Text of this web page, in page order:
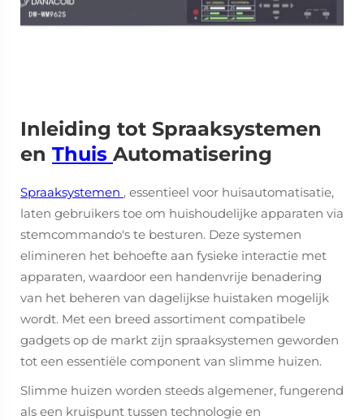
Inleiding tot Spraaksystemen
en Thuis Automatisering
Spraaksystemen , essentieel voor huisautomatisatie,
laten gebruikers toe om huishoudelijke apparaten via
stemcommando's te besturen. Deze systemen
elimineren het behoefte aan fysieke interactie met
apparaten, waardoor een handenvrije benadering
van het beheren van dagelijkse huistaken mogelijk
wordt. Met een breed assortiment compatibele
gadgets op de markt zijn spraaksystemen geworden
tot een essentiële component van slimme huizen.
Slimme huizen worden steeds algemener, fungerend
als een kruispunt tussen technologie en